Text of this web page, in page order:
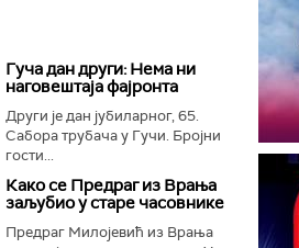
Гуча дан други: Нема ни
наговештаја фајронта
Други је дан јубиларног, 65.
Сабора трубача у Гучи. Бројни
гости...
Како се Предраг из Врања
заљубио у старе часовнике
Предраг Милојевић из Врања